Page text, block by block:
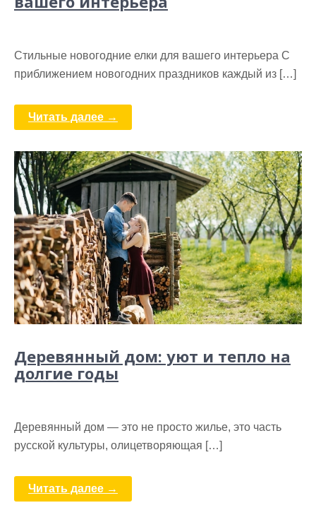
Стильные новогодние елки для вашего интерьера С
приближением новогодних праздников каждый из […]
Читать далее →
Деревянный дом: уют и тепло на
долгие годы
Деревянный дом — это не просто жилье, это часть
русской культуры, олицетворяющая […]
Читать далее →